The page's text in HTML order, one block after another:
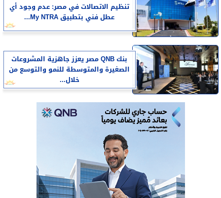
تنظيم الاتصالات في مصر: عدم وجود أي
عطل فني بتطبيق My NTRA...
بنك QNB مصر يعزز جاهزية المشروعات
الصغيرة والمتوسطة للنمو والتوسع من
خلال...